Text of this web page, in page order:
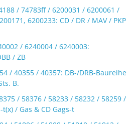
/ 74783ff / 6200031 / 6200061 /
6200233: CD / DR / MAV / PKP
/ 6240004 / 6240003:
/ ZB
/ 40355 / 40357: DB-/DRB-Baureihe
B.
/ 58376 / 58233 / 58232 / 58259 /
t(x) / Gas & CD Gags-t